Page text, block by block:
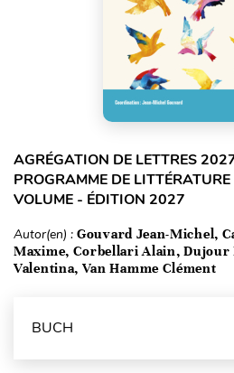
AGRÉGATION DE LETTRES
PROGRAMME DE
VOLUME - ÉDITION 2027
Autor(en) : Gouvard Jean-Michel,
Maxime, Corbellari Alain, Dujour
Valentina, Van Hamme Clément
BUCH